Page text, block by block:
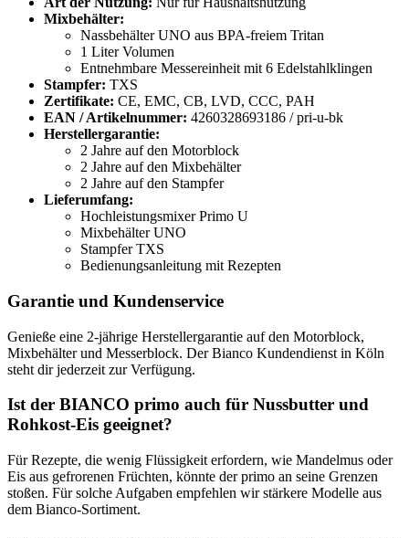
Mixbehälter:
Nassbehälter UNO aus BPA-freiem Tritan
1 Liter Volumen
Entnehmbare Messereinheit mit 6 Edelstahlklingen
Stampfer: TXS
Zertifikate: CE, EMC, CB, LVD, CCC, PAH
EAN / Artikelnummer: 4260328693186 / pri-u-bk
Herstellergarantie:
2 Jahre auf den Motorblock
2 Jahre auf den Mixbehälter
2 Jahre auf den Stampfer
Lieferumfang:
Hochleistungsmixer Primo U
Mixbehälter UNO
Stampfer TXS
Bedienungsanleitung mit Rezepten
Garantie und Kundenservice
Genieße eine 2-jährige Herstellergarantie auf den Motorblock,
Mixbehälter und Messerblock. Der Bianco Kundendienst in Köln
steht dir jederzeit zur Verfügung.
Ist der BIANCO primo auch für Nussbutter und
Rohkost-Eis geeignet?
Für Rezepte, die wenig Flüssigkeit erfordern, wie Mandelmus oder
Eis aus gefrorenen Früchten, könnte der primo an seine Grenzen
stoßen. Für solche Aufgaben empfehlen wir stärkere Modelle aus
dem Bianco-Sortiment.